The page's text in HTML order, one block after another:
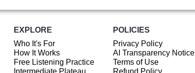
EXPLORE
Who It's For
How It Works
Free Listening Practice
POLICIES
Privacy Policy
AI Transparency Notice
Terms of Use